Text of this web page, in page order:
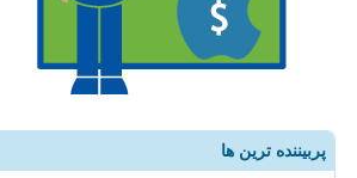
پربیننده ترین ها